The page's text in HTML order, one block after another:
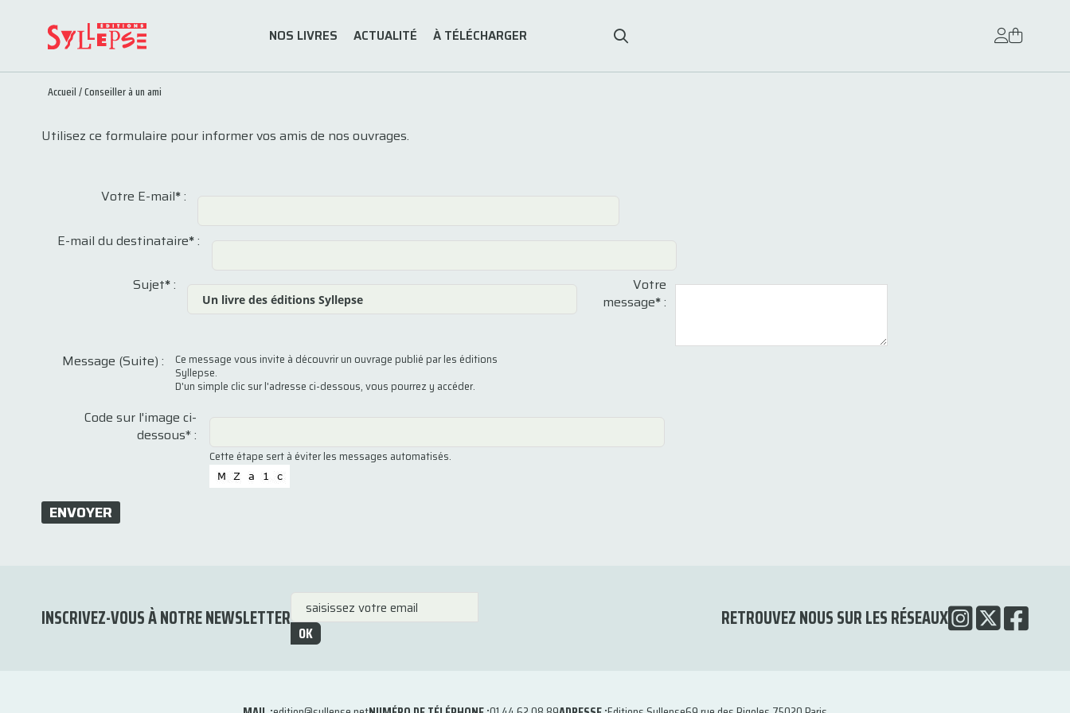
NOS LIVRES ACTUALITÉ À TÉLÉCHARGER
Accueil/Conseiller à un ami
Utilisez ce formulaire pour informer vos amis de nos ouvrages.
Votre E-mail*:
E-mail du destinataire*:
Sujet*:
Votre
message*:
Message (Suite) :
Ce message vous invite à découvrir un ouvrage publié par les éditions
Syllepse.
D'un simple clic sur l'adresse ci-dessous, vous pourrez y accéder.
Code sur l'image ci-
dessous* :
Cette étape sert à éviter les messages automatisés.
ENVOYER
INSCRIVEZ-VOUS À NOTRE NEWSLETTER
OK
RETROUVEZ NOUS SUR LES RÉSEAUX